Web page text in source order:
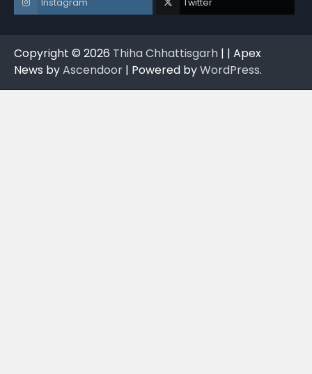
Instagram Twitter
Copyright © 2026 Thiha Chhattisgarh | | Apex
News byAscendoor | Powered byWordPress.